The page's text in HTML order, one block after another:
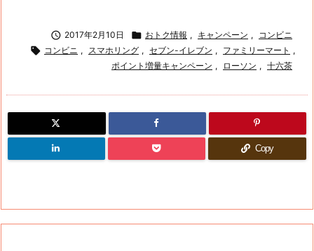
 2017年2月10日  おトク情報 , キャンペーン , コンビニ
 コンビニ , スマホリング , セブン-イレブン , ファミリーマート ,
ポイント増量キャンペーン , ローソン , 十六茶
Copy